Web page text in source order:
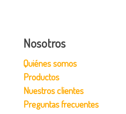
Nosotros
Quiénes somos
Productos
Nuestros clientes
Preguntas frecuentes